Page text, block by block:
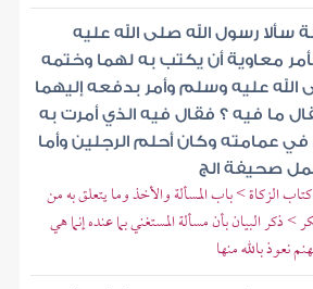
سألا رسول الله صلى الله عليه
معاوية أن يكتب به لهما وختمه
الله عليه وسلم وأمر بدفعه إليهما
ما فيه ؟ فقال فيه الذي أمرت به
عمامته وكان أحلم الرجلين وأما
صحيفة الج
الزكاة > باب المسألة والأخذ وما يتعلق به من
> ذكر البيان بأن مسألة المستغني بما عنده إنما هي
نعوذ بالله منها